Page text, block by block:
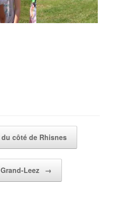
côté de Rhisnes
Leez →